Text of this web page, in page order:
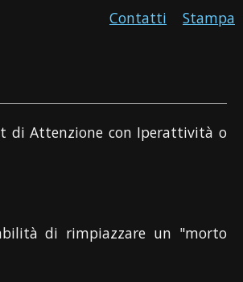
Stampa
Contatti
di Attenzione con Iperattività o
di rimpiazzare un "morto